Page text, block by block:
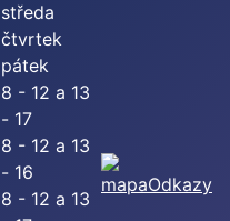
středa
čtvrtek
pátek
8 - 12 a 13
- 17
8 - 12 a 13
- 16
8 - 12 a 13
Odkazy